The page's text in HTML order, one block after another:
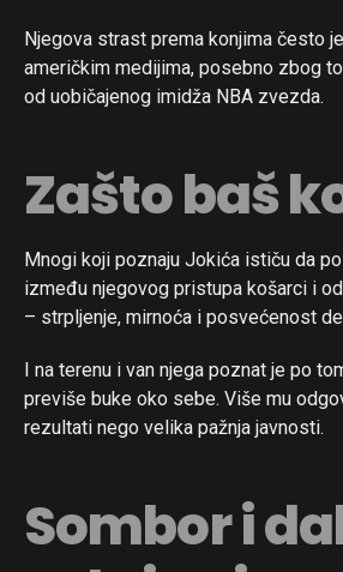
Njegova strast prema konjima često
američkim medijima, posebno zbog
od uobičajenog imidža NBA zvezda.
Zašto baš
Mnogi koji poznaju Jokića ističu da
između njegovog pristupa košarci i
– strpljenje, mirnoća i posvećenost
I na terenu i van njega poznat je po
previše buke oko sebe. Više mu
rezultati nego velika pažnja javnosti.
Sombor i